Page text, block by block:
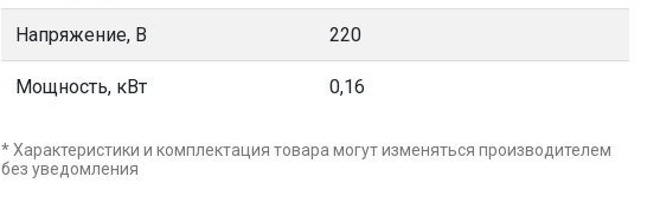
Напряжение, В 220
Мощность, кВт 0,16
* Характеристики и комплектация товара могут изменяться производителем
без уведомления